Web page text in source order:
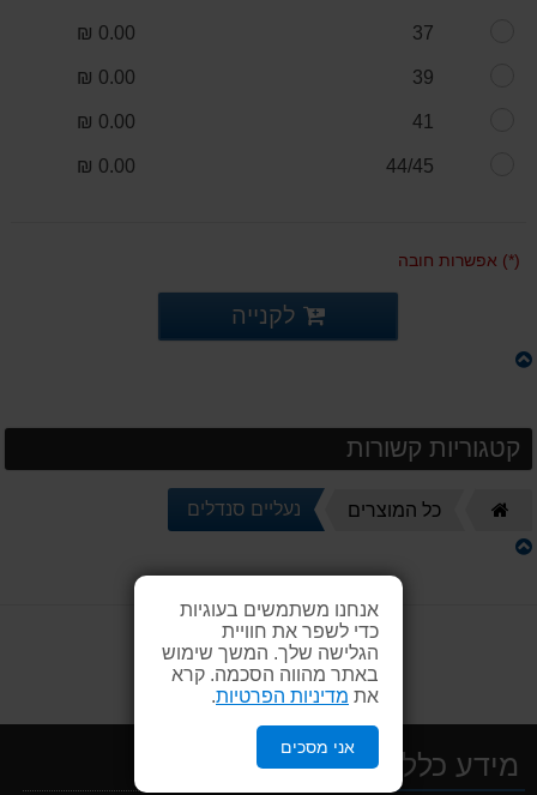
אנחנו משתמשים בעוגיות
כדי לשפר את חוויית
הגלישה שלך. המשך שימוש
באתר מהווה הסכמה. קרא
את מדיניות הפרטיות.
אני מסכים
37
0.00 ₪
39
0.00 ₪
41
0.00 ₪
44/45
0.00 ₪
(*) אפשרות חובה
לקנייה
קטגוריות קשורות
כל המוצרים נעליים סנדלים
מידע כללי